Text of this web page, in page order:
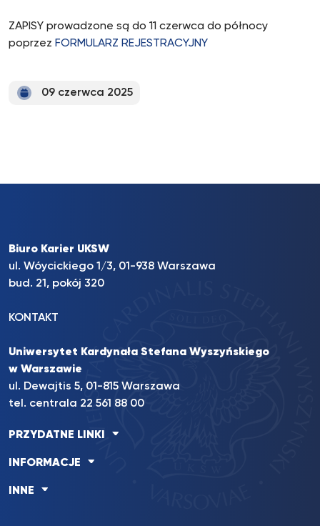
ZAPISY prowadzone są do 11 czerwca do północy
poprzez FORMULARZ REJESTRACYJNY
09 czerwca 2025
Biuro Karier UKSW
ul. Wóycickiego 1/3, 01-938 Warszawa
bud. 21, pokój 320
KONTAKT
Uniwersytet Kardynała Stefana Wyszyńskiego
w Warszawie
ul. Dewajtis 5, 01-815 Warszawa
tel. centrala 22 561 88 00
PRZYDATNE LINKI
INFORMACJE
INNE